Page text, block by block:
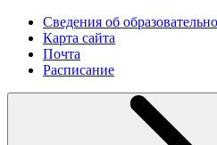
Сведения об
Карта сайта
Почта
Расписание